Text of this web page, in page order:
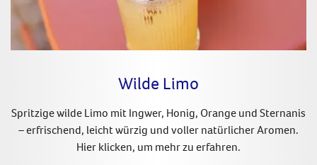
Wilde Limo
Spritzige wilde Limo mit Ingwer, Honig, Orange und Sternanis
– erfrischend, leicht würzig und voller natürlicher Aromen.
Hier klicken, um mehr zu erfahren.